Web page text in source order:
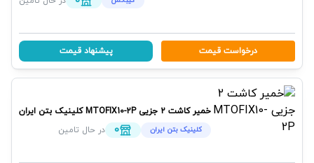
به شکل پودر بوده و برای آماده سازی، باید با آب مخلوط شود.
این چسب به دلیل اینکه قدرت چسبندگی بسیار بالایی دارد،
برای اتصال کاشی‌ها و سرامیک‌هایی با ابعاد بزرگ مورد استفاده
قرار می‌گیرند.
چسب کاشی آماده خمیری
چسب‌های آماده خمیری نیاز به آماده سازی نداشته و
درخواست قیمت پیشنهاد قیمت
خمیر کاشت 2 جزیی MTOFIX10-2P کلینیک بتن ایران
کلینیک بتن ایران 0 در حال تامین